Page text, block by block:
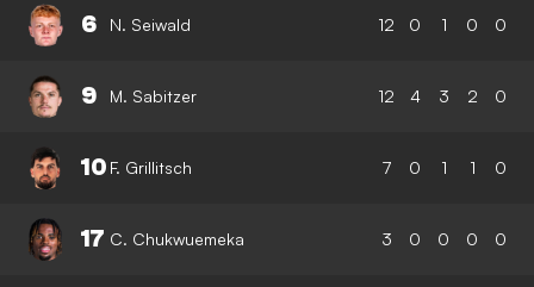
6 N. Seiwald 12 0 1 0 0
9 M. Sabitzer 12 4 3 2 0
10 F. Grillitsch 7 0 1 1 0
17 C. Chukwuemeka 3 0 0 0 0